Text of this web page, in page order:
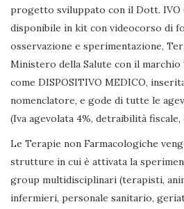
progetto sviluppato con il Dott. IVO
disponibile in kit con videocorso di
osservazione e sperimentazione,
Ministero della Salute con il marchio
come DISPOSITIVO MEDICO,
nomenclatore, e gode di tutte le
(Iva agevolata 4%, detraibilità fiscale,
Le Terapie non Farmacologiche
strutture in cui è attivata la
group multidisciplinari (terapisti,
infermieri, personale sanitario,